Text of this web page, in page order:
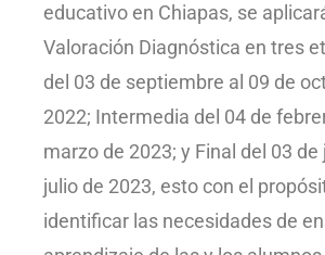
educativo en Chiapas, se
Valoración Diagnóstica en tres
del 03 de septiembre al 09 de
2022; Intermedia del 04 de
marzo de 2023; y Final del 03 de
julio de 2023, esto con el
identificar las necesidades de